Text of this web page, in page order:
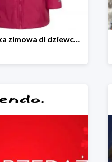
Długa kurtka zimowa dl dziewczynki